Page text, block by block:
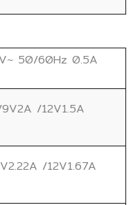
50/60Hz 0.5A
/12V1.5A
/12V1.67A